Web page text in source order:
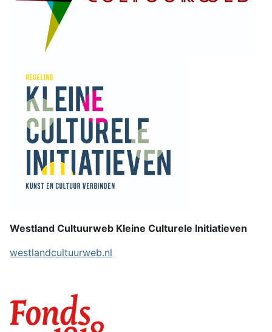
Westland Cultuurweb Kleine Culturele Initiatieven
westlandcultuurweb.nl